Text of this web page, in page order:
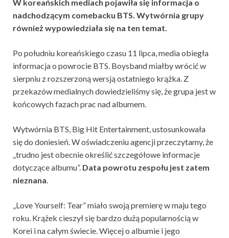
W koreańskich mediach pojawiła się informacja o
nadchodzącym comebacku BTS. Wytwórnia grupy
również wypowiedziała się na ten temat.
Po południu koreańskiego czasu 11 lipca, media obiegła
informacja o powrocie BTS. Boysband miałby wrócić w
sierpniu z rozszerzoną wersją ostatniego krążka. Z
przekazów medialnych dowiedzieliśmy się, że grupa jest w
końcowych fazach prac nad albumem.
Wytwórnia BTS, Big Hit Entertainment, ustosunkowała
się do doniesień. W oświadczeniu agencji przeczytamy, że
„trudno jest obecnie określić szczegółowe informacje
dotyczące albumu”. Data powrotu zespołu jest zatem
nieznana.
„Love Yourself: Tear” miało swoją premierę w maju tego
roku. Krążek cieszył się bardzo dużą popularnością w
Korei i na całym świecie. Więcej o albumie i jego